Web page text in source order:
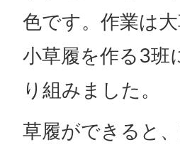
色です。作業は大
小草履を作る3班
り組みました。
草履ができると